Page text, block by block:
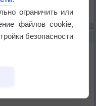
волны тепла
ограничить или
файлов cookie,
безопасности